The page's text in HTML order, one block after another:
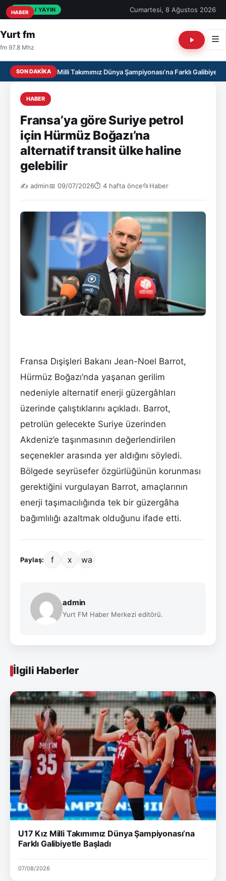
CANLI YAYIN Cumartesi, 8 Ağustos 2026
Yurt fm
fm 97.8 Mhz
SON DAKIKA
U17 Kız Milli Takımımız Dünya Şampiyonası’na Farklı Galibiyetle
HABER
Fransa’ya göre Suriye petrol
için Hürmüz Boğazı’na
alternatif transit ülke haline
gelebilir
✍️ admin📅 09/07/2026⏱ 4 hafta önce📂 Haber
Fransa Dışişleri Bakanı Jean-Noel Barrot,
Hürmüz Boğazı’nda yaşanan gerilim
nedeniyle alternatif enerji güzergâhları
üzerinde çalıştıklarını açıkladı. Barrot,
petrolün gelecekte Suriye üzerinden
Akdeniz’e taşınmasının değerlendirilen
seçenekler arasında yer aldığını söyledi.
Bölgede seyrüsefer özgürlüğünün korunması
gerektiğini vurgulayan Barrot, amaçlarının
enerji taşımacılığında tek bir güzergâha
bağımlılığı azaltmak olduğunu ifade etti.
Paylaş: f x wa
admin
Yurt FM Haber Merkezi editörü.
İlgili Haberler
HABER
U17 Kız Milli Takımımız Dünya Şampiyonası’na
Farklı Galibiyetle Başladı
07/08/2026
HABER
HABER